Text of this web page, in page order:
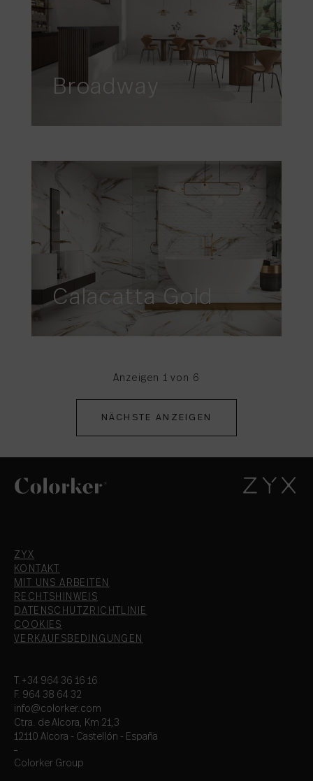
Broadway
Calacatta Gold
Anzeigen 1 von 6
NÄCHSTE ANZEIGEN
ZYX
KONTAKT
MIT UNS ARBEITEN
RECHTSHINWEIS
DATENSCHUTZRICHTLINIE
COOKIES
VERKAUFSBEDINGUNGEN
T.+34 964 36 16 16
F. 964 38 64 32
info@colorker.com
Ctra. de Alcora, Km 21,3
12110 Alcora - Castellón - España
Colorker Group